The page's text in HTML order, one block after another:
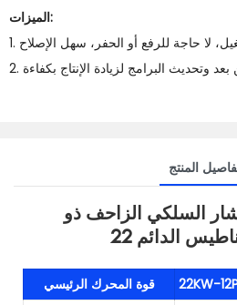
الميزات:
لا حاجة للرفع أو الحفر، سهل الإصلاح
بعد وتحديث البرامج لزيادة الإنتاج بكفاءة
المنتج
السلكي الزاحف ذو
قوة المحرك الرئيسي 22KW-